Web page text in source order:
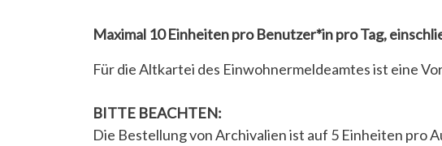
Maximal 10 Einheiten pro Benutzer*in pro Tag,
Für die Altkartei des Einwohnermeldeamtes ist eine
BITTE BEACHTEN:
Die Bestellung von Archivalien ist auf 5 Einheiten pro